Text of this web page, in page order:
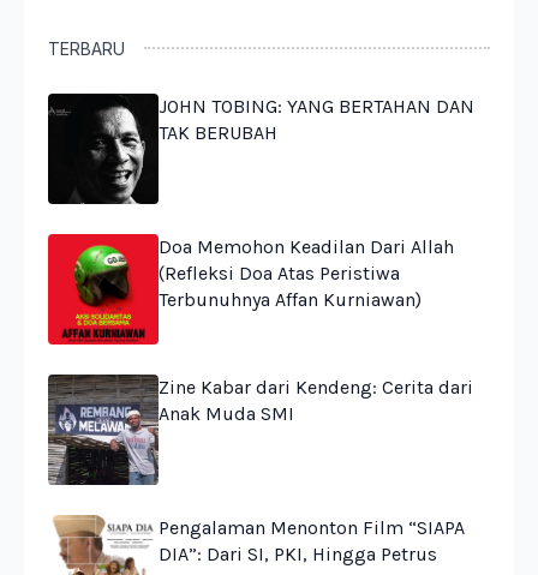
TERBARU
JOHN TOBING: YANG BERTAHAN DAN
TAK BERUBAH
Doa Memohon Keadilan Dari Allah
(Refleksi Doa Atas Peristiwa
Terbunuhnya Affan Kurniawan)
Zine Kabar dari Kendeng: Cerita dari
Anak Muda SMI
Pengalaman Menonton Film “SIAPA
DIA”: Dari SI, PKI, Hingga Petrus